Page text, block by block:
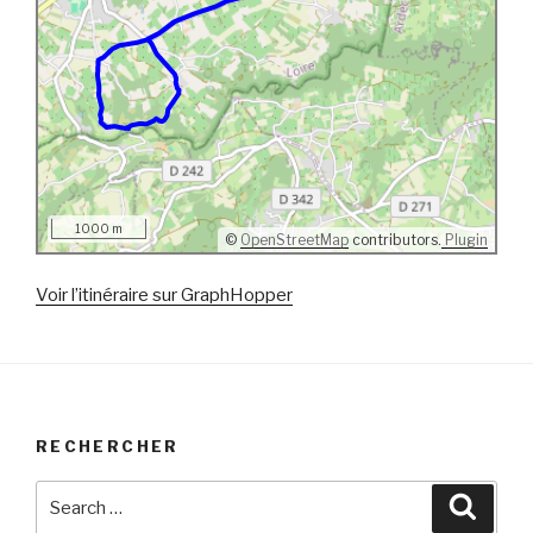
© OpenStreetMap contributors. Plugin
1000 m
Voir l’itinéraire sur GraphHopper
RECHERCHER